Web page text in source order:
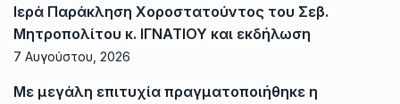
Ιερά Παράκληση Χοροστατούντος του Σεβ.
Μητροπολίτου κ. ΙΓΝΑΤΙΟΥ και εκδήλωση
7 Αυγούστου, 2026
Με μεγάλη επιτυχία πραγματοποιήθηκε η